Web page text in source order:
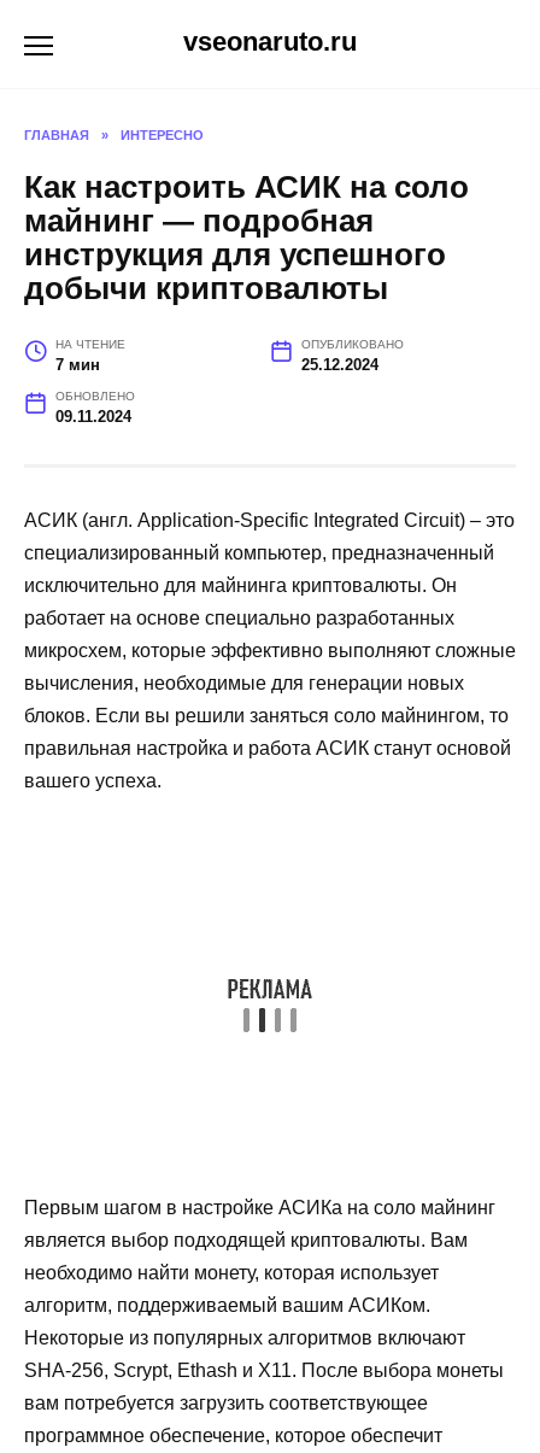
vseonaruto.ru
ГЛАВНАЯ » ИНТЕРЕСНО
Как настроить АСИК на соло
майнинг — подробная
инструкция для успешного
добычи криптовалюты
НА ЧТЕНИЕ
7 мин
ОПУБЛИКОВАНО
25.12.2024
ОБНОВЛЕНО
09.11.2024
АСИК (англ. Application-Specific Integrated Circuit) – это
специализированный компьютер, предназначенный
исключительно для майнинга криптовалюты. Он
работает на основе специально разработанных
микросхем, которые эффективно выполняют сложные
вычисления, необходимые для генерации новых
блоков. Если вы решили заняться соло майнингом, то
правильная настройка и работа АСИК станут основой
вашего успеха.
Первым шагом в настройке АСИКа на соло майнинг
является выбор подходящей криптовалюты. Вам
необходимо найти монету, которая использует
алгоритм, поддерживаемый вашим АСИКом.
Некоторые из популярных алгоритмов включают
SHA-256, Scrypt, Ethash и X11. После выбора монеты
вам потребуется загрузить соответствующее
программное обеспечение, которое обеспечит